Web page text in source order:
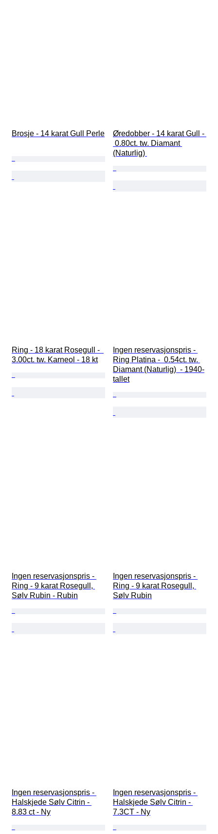
Brosje - 14 karat Gull Perle
Øredobber - 14 karat Gull -
0.80ct. tw. Diamant
(Naturlig)
Ring - 18 karat Rosegull -
3.00ct. tw. Karneol - 18 kt
Ingen reservasjonspris -
Ring Platina -  0.54ct. tw.
Diamant (Naturlig)  - 1940-
tallet
Ingen reservasjonspris -
Ring - 9 karat Rosegull,
Sølv Rubin - Rubin
Ingen reservasjonspris -
Ring - 9 karat Rosegull,
Sølv Rubin
Ingen reservasjonspris -
Halskjede Sølv Citrin -
8.83 ct - Ny
Ingen reservasjonspris -
Halskjede Sølv Citrin -
7.3CT - Ny